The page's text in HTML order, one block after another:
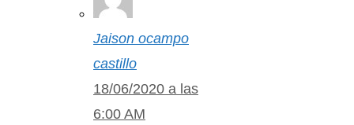
Jaison ocampo
castillo
18/06/2020 a las
6:00 AM